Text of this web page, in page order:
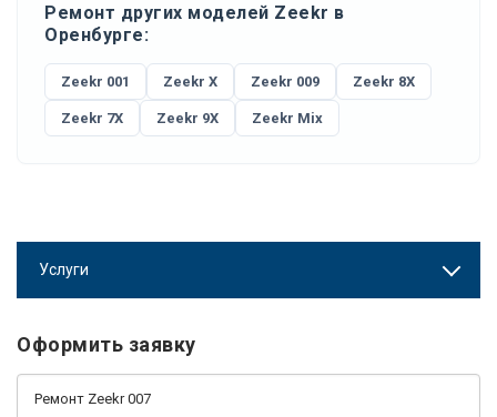
Ремонт других моделей Zeekr в
Оренбурге:
Zeekr 001 Zeekr X Zeekr 009 Zeekr 8X
Zeekr 7X Zeekr 9X Zeekr Mix
Услуги
Оформить заявку